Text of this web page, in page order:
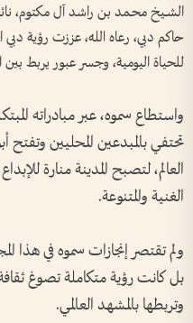
الشــيخ محـمد بن راشد آل مكتوم،
حاكم دبي، رعاه الله، عززت رؤية دبي
للحياة اليومية، وجسر عبور يربط بين
واستطاع سموه، عبر مبادراته
تحتفي بالمبدعين المحليين وتفتح
العالم، لتصبح المدينة منارة
الغنية والمتنوعة.
ولم تقتصر إنجازات سموه في هذا
بل كانت رؤية متكاملة تصوغ
وتربطها بالمشهد العالمي.